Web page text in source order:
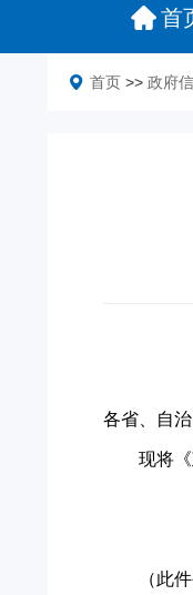
首
首页 >> 政府
各省、自
现将《政
（此件